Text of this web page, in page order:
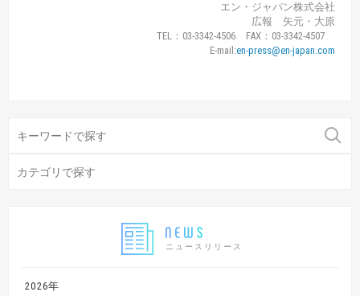
ニュースリリース
2026年
エン・ジャパン株式会社
広報 矢元・大原
TEL：03-3342-4506 FAX：03-3342-4507
E-mail:en-press@en-japan.com